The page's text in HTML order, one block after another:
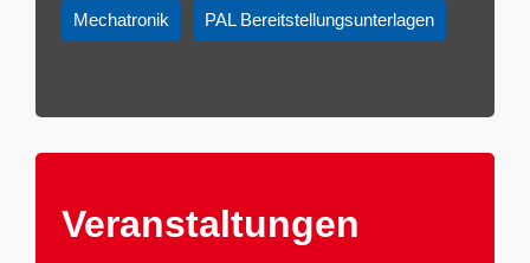
Mechatronik PAL Bereitstellungsunterlagen
Veranstaltun­gen